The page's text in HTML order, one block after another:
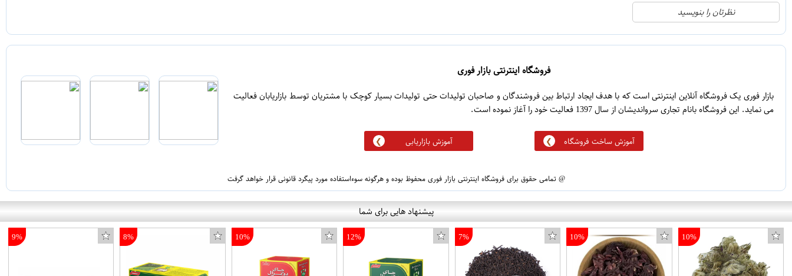
21
3
1
1
5
نظرتان را بنویسید
فروشگاه اینترنتی بازار فوری
بازار فوری یک فروشگاه آنلاین اینترنتی است که با هدف ایجاد ارتباط بین فروشندگان و صاحبان تولیدات حتی تولیدات بسیار کوچک با مشتریان توسط بازاریابان فعالیت
می نماید. این فروشگاه بانام تجاری سرواندیشان از سال 1397 فعالیت خود را آغاز نموده است.
آموزش ساخت فروشگاه آموزش بازاریابی
@ تمامی حقوق برای فروشگاه اینترنتی بازار فوری محفوظ بوده و هرگونه سوءاستفاده مورد پیگرد قانونی قرار خواهد گرفت
پیشنهاد هایی برای شما
10%
10%
7%
12%
10%
8%
9%